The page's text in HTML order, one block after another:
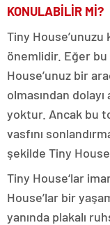
KONULABİLİR Mİ?
Tiny House’unuzu
önemlidir. Eğer bu
House’unuz bir
olmasından
yoktur. Ancak bu
vasfını
şekilde Tiny
Tiny House‘lar
House’lar bir
yanında plakalı